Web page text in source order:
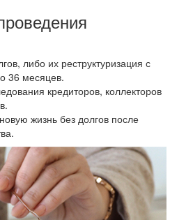
либо их реструктуризация с
36 месяцев.
кредиторов, коллекторов
жизнь без долгов после